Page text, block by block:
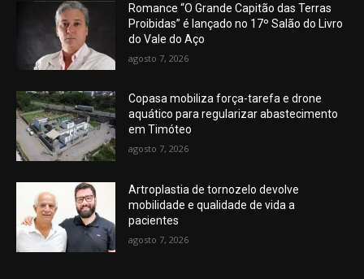
Romance “O Grande Capitão das Terras
Proibidas” é lançado no 17º Salão do Livro
do Vale do Aço
agosto 7, 2026
Copasa mobiliza força-tarefa e drone
aquático para regularizar abastecimento
em Timóteo
agosto 7, 2026
Artroplastia de tornozelo devolve
mobilidade e qualidade de vida a
pacientes
agosto 7, 2026